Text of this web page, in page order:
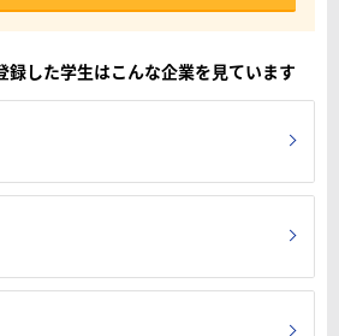
録した学生はこんな企業を見ています